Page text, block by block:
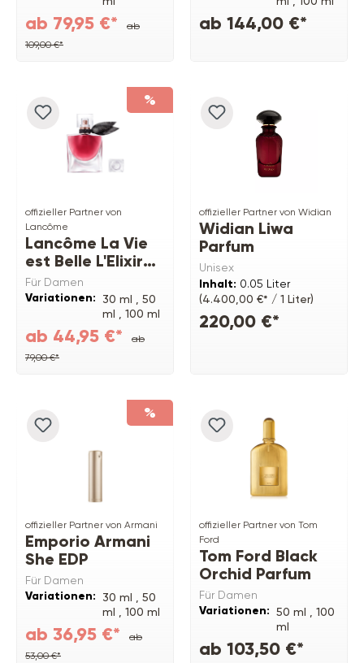
ab 79,95 €*
ab
109,00 €*
ab 144,00 €*
%
offizieller Partner von
Lancôme
Lancôme La Vie
est Belle L'Elixir
EDP
Für Damen
Variationen: 30 ml , 50
ml , 100 ml
ab 44,95 €*
ab
79,00 €*
offizieller Partner von Widian
Widian Liwa
Parfum
Unisex
Inhalt: 0.05 Liter
(4.400,00 €* / 1 Liter)
220,00 €*
%
offizieller Partner von Armani
Emporio Armani
She EDP
Für Damen
Variationen: 30 ml , 50
ml , 100 ml
ab 36,95 €*
ab
53,00 €*
offizieller Partner von Tom
Ford
Tom Ford Black
Orchid Parfum
Für Damen
Variationen: 50 ml , 100
ml
ab 103,50 €*